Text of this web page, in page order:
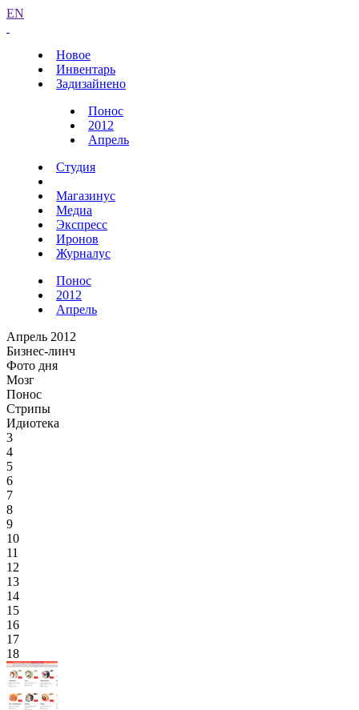
EN
Новое
Инвентарь
Задизайнено
Понос
2012
Апрель
Студия
Магазинус
Медиа
Экспресс
Иронов
Журналус
Понос
2012
Апрель
Апрель 2012
Бизнес-линч
Фото дня
Мозг
Понос
Стрипы
Идиотека
3
4
5
6
7
8
9
10
11
12
13
14
15
16
17
18